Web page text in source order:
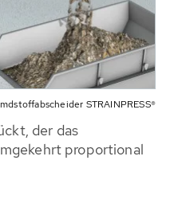
STRAINPRESS®
der das
proportional